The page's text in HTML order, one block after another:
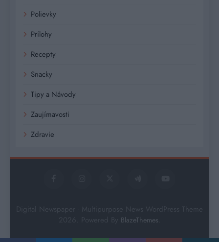
Polievky
Prílohy
Recepty
Snacky
Tipy a Návody
Zaujímavosti
Zdravie
BlazeThemes